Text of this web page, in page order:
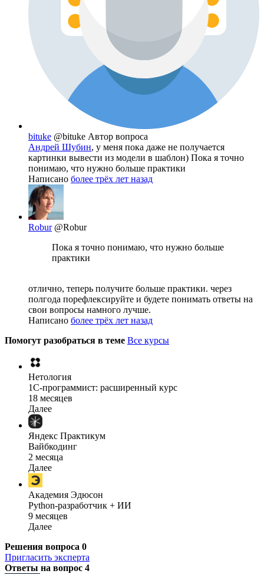
bituke @bituke Автор вопроса
Андрей Шубин, у меня пока даже не получается
картинки вывести из модели в шаблон) Пока я точно
понимаю, что нужно больше практики
Написано более трёх лет назад
Robur @Robur
Пока я точно понимаю, что нужно больше
практики
отлично, теперь получите больше практики. через
полгода порефлексируйте и будете понимать ответы на
свои вопросы намного лучше.
Написано более трёх лет назад
Помогут разобраться в теме Все курсы
Нетология
1C-программист: расширенный курс
18 месяцев
Далее
Яндекс Практикум
Вайбкодинг
2 месяца
Далее
Академия Эдюсон
Python-разработчик + ИИ
9 месяцев
Далее
Решения вопроса 0
Пригласить эксперта
Ответы на вопрос 4